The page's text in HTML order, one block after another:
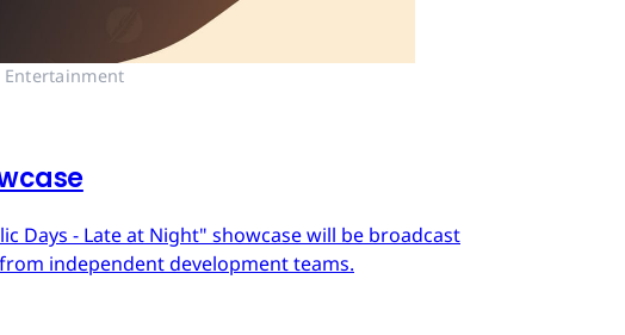
Days - Late at Night" showcase will be broadcast
independent development teams.